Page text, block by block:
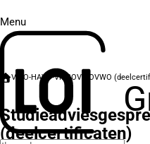
Menu
VWO-HAVO-VMBOVWOVWO
(deelcertificaten)